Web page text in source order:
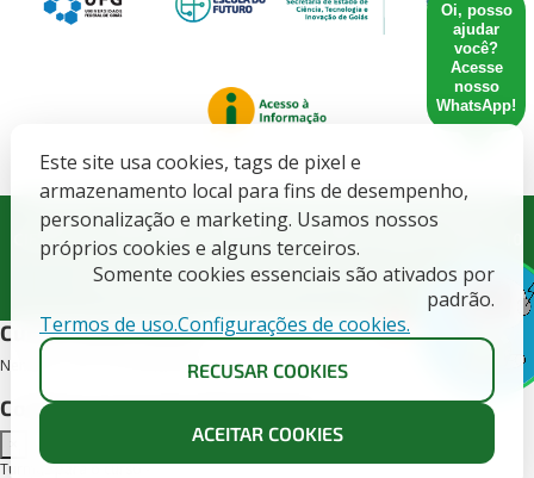
X
Oi, posso
ajudar
você?
Acesse
nosso
WhatsApp!
Este site usa cookies, tags de pixel e
armazenamento local para fins de desempenho,
personalização e marketing. Usamos nossos
próprios cookies e alguns terceiros.
Somente cookies essenciais são ativados por
padrão.
Termos de uso.Configurações de cookies.
RECUSAR COOKIES
ACEITAR COOKIES
Governo do Estado de Goiás. SECRETARIA DE ESTADO DE
CIENCIA, TECNOLOGIA E INOVACAO - CNPJ: 21.652.711/0001-10
Todos direitos Reservados CETT/UFG - 2025.
Cursos deste edital
Nenhum curso encontrado para este edital.
Conheça as turmas disponíveis
Turmas para o curso -